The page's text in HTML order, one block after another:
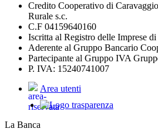
Credito Cooperativo di
Rurale s.c.
C.F 04159640160
Iscritta al Registro delle Imprese
Aderente al Gruppo Bancario
Partecipante al Gruppo IVA
P. IVA: 15240741007
Area utenti
La Banca